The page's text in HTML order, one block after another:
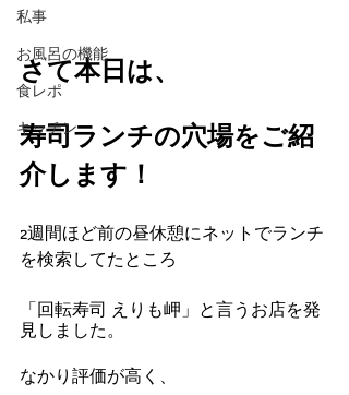
私事
お風呂の機能
食レポ
キッチン
さて本日は、
寿司ランチの穴場をご紹
介します！
2週間ほど前の昼休憩にネットでランチ
を検索してたところ
「回転寿司 えりも岬」と言うお店を発
見しました。
なかり評価が高く、